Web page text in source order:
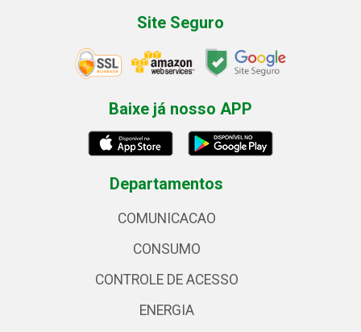
Site Seguro
Baixe já nosso APP
Departamentos
COMUNICACAO
CONSUMO
CONTROLE DE ACESSO
ENERGIA